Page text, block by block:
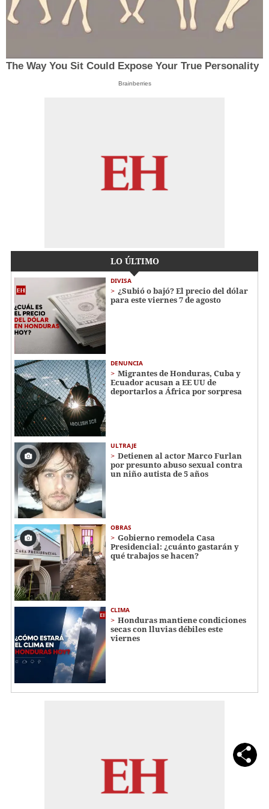
The Way You Sit Could Expose Your True Personality
Brainberries
LO ÚLTIMO
DIVISA
¿Subió o bajó? El precio del dólar
para este viernes 7 de agosto
DENUNCIA
Migrantes de Honduras, Cuba y
Ecuador acusan a EE UU de
deportarlos a África por sorpresa
ULTRAJE
Detienen al actor Marco Furlan
por presunto abuso sexual contra
un niño autista de 5 años
OBRAS
Gobierno remodela Casa
Presidencial: ¿cuánto gastarán y
qué trabajos se hacen?
CLIMA
Honduras mantiene condiciones
secas con lluvias débiles este
viernes